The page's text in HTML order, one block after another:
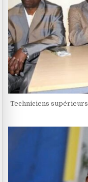
Techniciens supérieurs